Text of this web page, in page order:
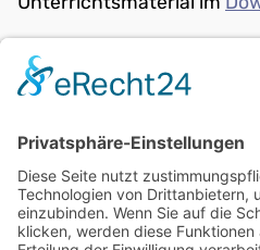
zurück: PRÜFEN,
weiter: